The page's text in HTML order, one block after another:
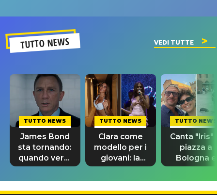
TUTTO NEWS VEDI TUTTE
TUTTO NEWS
James Bond
sta tornando:
quando verrà
svelato il
nuovo 007
TUTTO NEWS
Clara come
modello per i
giovani: la
dedica
dell'ex
professore
TUTTO NEWS
Canta "Iris"
piazza a
Bologna e
spunta
Antonacci